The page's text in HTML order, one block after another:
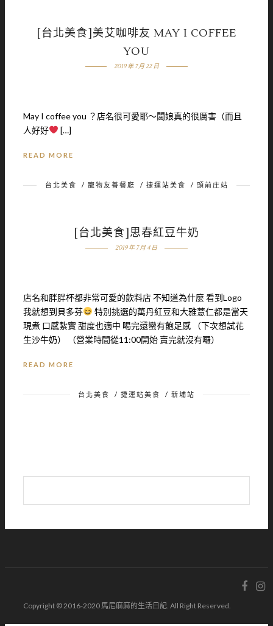
[台北美食]美艾咖啡友 MAY I COFFEE
YOU
2019 年 7 月 22 日
May I coffee you ？店名很可愛耶～闆娘真的很厲害（而且
人好好
[…]
READ MORE
台北美食 / 寵物友善餐廳 / 捷運站美食 / 頭前庄站
[台北美食]思春紅豆牛奶
2019 年 7 月 4 日
店名和胖胖杯都非常可愛的飲料店 不知道為什麼 看到Logo
我就想到貝多芬
特別挑選的萬丹紅豆和大雅薏仁都是當天
現煮 口感紥實 甜度也適中 喝完還蠻有飽足感 （下次想試花
生沙牛奶） （營業時間從11:00開始 賣完就沒有囉）
READ MORE
台北美食 / 捷運站美食 / 新埔站
Copyright © 2016-2020 馬尼麻麻的生活日記. All Right Reserved.